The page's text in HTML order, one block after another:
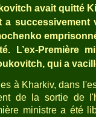
avait quitté
a successivement
L’ex-Première
qui a
à Kharkiv, dans
de la sortie de
ministre a été